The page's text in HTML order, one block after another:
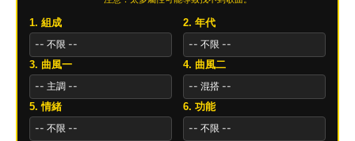
1. 組成 2. 年代
3. 曲風一 4. 曲風二
5. 情緒 6. 功能